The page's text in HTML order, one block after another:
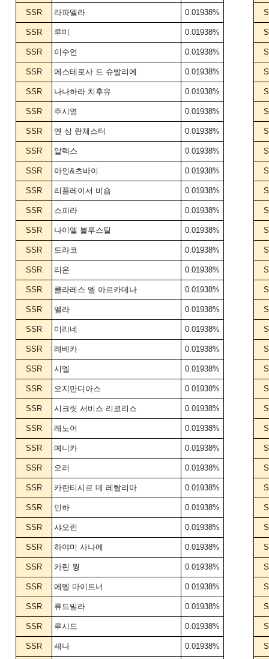
SSR 라파엘라 0.01938%
SSR 루미 0.01938%
SSR 이수연 0.01938%
SSR 에스테로사 드 슈발리에 0.01938%
SSR 나나하라 치후유 0.01938%
SSR 주시영 0.01938%
SSR 옌 싱 란체스터 0.01938%
SSR 알렉스 0.01938%
SSR 아인&츠바이 0.01938%
SSR 리플레이서 비숍 0.01938%
SSR 스피라 0.01938%
SSR 나이엘 블루스틸 0.01938%
SSR 드라코 0.01938%
SSR 리온 0.01938%
SSR 클라레스 엘 아르카데나 0.01938%
SSR 엘라 0.01938%
SSR 미리네 0.01938%
SSR 레베카 0.01938%
SSR 시엘 0.01938%
SSR 오지만디아스 0.01938%
SSR 시크릿 서비스 리코리스 0.01938%
SSR 레노어 0.01938%
SSR 예니카 0.01938%
SSR 오러 0.01938%
SSR 카란티시르 데 레탈리아 0.01938%
SSR 민하 0.01938%
SSR 샤오린 0.01938%
SSR 하야미 사나에 0.01938%
SSR 카린 웡 0.01938%
SSR 에델 마이트너 0.01938%
SSR 류드밀라 0.01938%
SSR 루시드 0.01938%
SSR 셰나 0.01938%